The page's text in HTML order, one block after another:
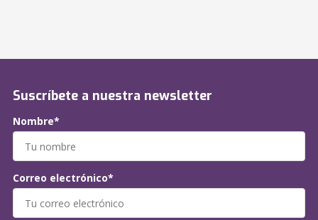
Suscríbete a nuestra newsletter
Nombre*
Correo electrónico*